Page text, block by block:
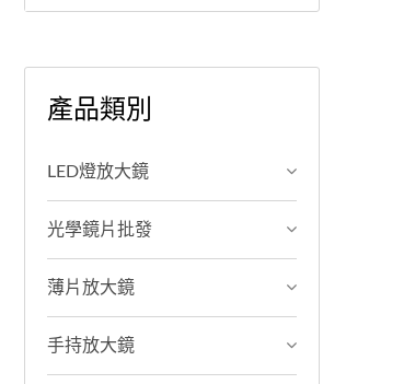
產品類別
LED燈放大鏡
光學鏡片批發
薄片放大鏡
手持放大鏡